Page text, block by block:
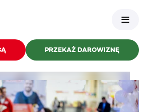
PRZEKAŻ DAROWIZNĘ